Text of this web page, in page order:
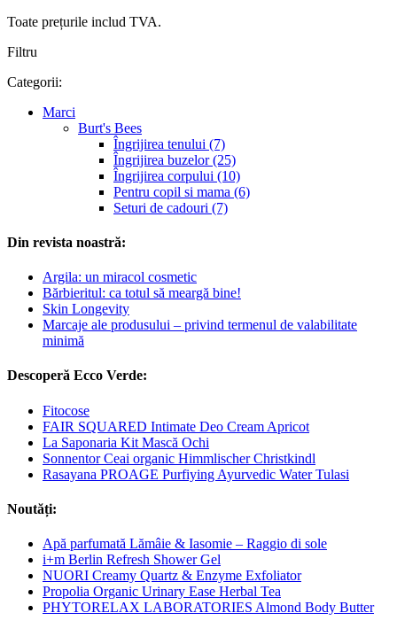
Toate prețurile includ TVA.
Filtru
Categorii:
Marci
Burt's Bees
Îngrijirea tenului (7)
Îngrijirea buzelor (25)
Îngrijirea corpului (10)
Pentru copil si mama (6)
Seturi de cadouri (7)
Din revista noastră:
Argila: un miracol cosmetic
Bărbieritul: ca totul să meargă bine!
Skin Longevity
Marcaje ale produsului – privind termenul de valabilitate
minimă
Descoperă Ecco Verde:
Fitocose
FAIR SQUARED Intimate Deo Cream Apricot
La Saponaria Kit Mască Ochi
Sonnentor Ceai organic Himmlischer Christkindl
Rasayana PROAGE Purfiying Ayurvedic Water Tulasi
Noutăți:
Apă parfumată Lămâie & Iasomie – Raggio di sole
i+m Berlin Refresh Shower Gel
NUORI Creamy Quartz & Enzyme Exfoliator
Propolia Organic Urinary Ease Herbal Tea
PHYTORELAX LABORATORIES Almond Body Butter